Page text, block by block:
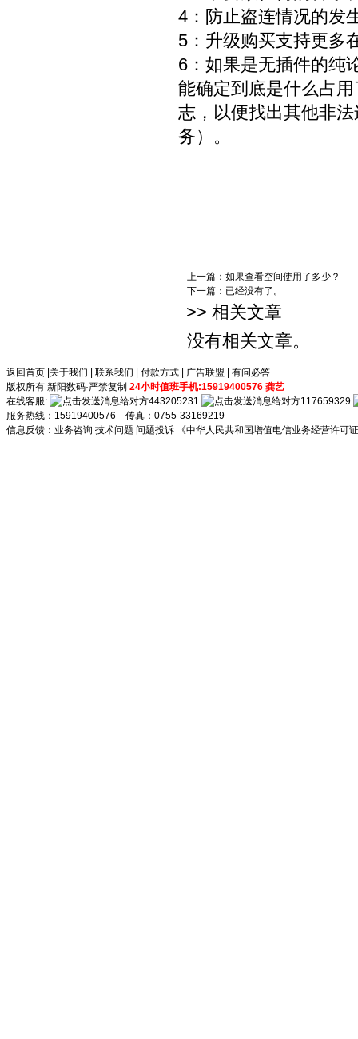
4：防止盗连情况的发
5：升级购买支持更多
6：如果是无插件的纯
能确定到底是什么占
志，以便找出其他非
务）。
上一篇： 如果查看空间使用了多少？
下一篇：已经没有了。
>> 相关文章
没有相关文章。
返回首页 关于我们 联系我们 付款方式 广告联盟
有问必答
版权所有 新阳数码·严禁复制 24小时值班手机:15919400576 龚艺
在线客服:
443205231
117659329
服务热线：15919400576 传真：0755-33169219
信息反馈： 业务咨询 技术问题 问题投诉 《中华人民共和国增值电信业务经营许可